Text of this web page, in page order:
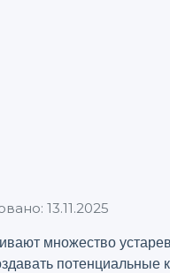
13.11.2025
множество